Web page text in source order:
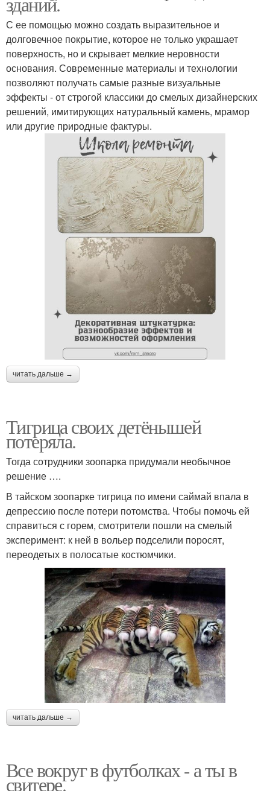
С ее помощью можно создать выразительное и
долговечное покрытие, которое не только украшает
поверхность, но и скрывает мелкие неровности
основания. Современные материалы и технологии
позволяют получать самые разные визуальные
эффекты - от строгой классики до смелых дизайнерских
решений, имитирующих натуральный камень, мрамор
или другие природные фактуры.
читать дальше →
Тигрица своих детёнышей
потеряла.
Тогда сотрудники зоопарка придумали необычное
решение ….
В тайском зоопарке тигрица по имени саймай впала в
депрессию после потери потомства. Чтобы помочь ей
справиться с горем, смотрители пошли на смелый
эксперимент: к ней в вольер подселили поросят,
переодетых в полосатые костюмчики.
читать дальше →
Все вокруг в футболках - а ты в
свитере.